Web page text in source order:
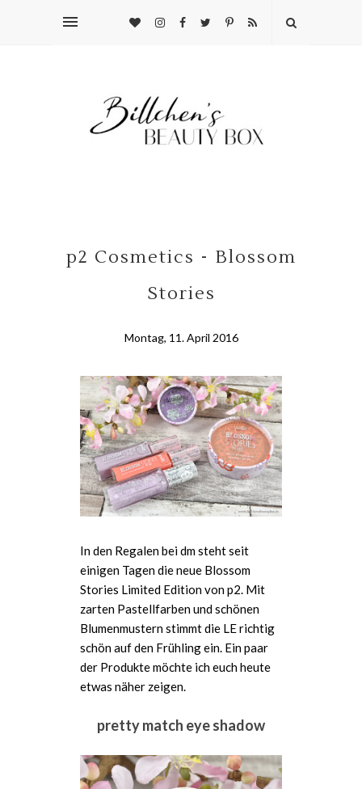
p2 Cosmetics - Blossom
Stories
Montag, 11. April 2016
In den Regalen bei dm steht seit
einigen Tagen die neue Blossom
Stories Limited Edition von p2. Mit
zarten Pastellfarben und schönen
Blumenmustern stimmt die LE richtig
schön auf den Frühling ein. Ein paar
der Produkte möchte ich euch heute
etwas näher zeigen.
pretty match eye shadow